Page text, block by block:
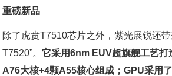
重磅新品
除了虎贲T7510芯片之外，紫光展锐还
T7520”。它采用6nm EUV超旗舰工艺打
A76大核+4颗A55核心组成；GPU采用